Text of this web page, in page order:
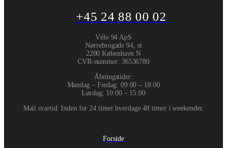
+45 24 88 00 02
Vélo 94 ApS
Nørrebrogade 94, st
2200 København N
CVR-nummer: 36536780
Åbningstider:
Mandag – Fredag: 09:00 – 18:00
Lørdag: 10:00 – 15:00
Mail svartid: Inden for 24 timer hverdage 48 timer i weekender.
Forside